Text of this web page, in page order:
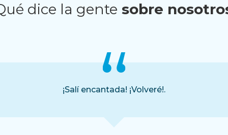
dice la gente sobre
¡Salí encantada! ¡Volveré!.